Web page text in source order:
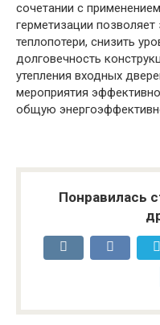
сочетании с
герметизации
теплопотери, снизить
долговечность
утепления входных
мероприятия
общую
Понравилась